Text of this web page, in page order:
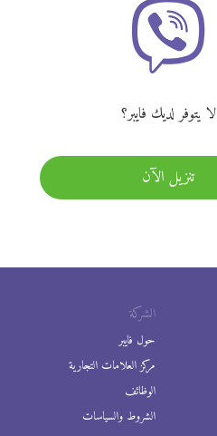
لا يتوفر لديك فايبر؟
تنزيل الآن
الشركة
حول فايبر
مركز العلامات التجارية
الوظائف
الشروط والسياسات